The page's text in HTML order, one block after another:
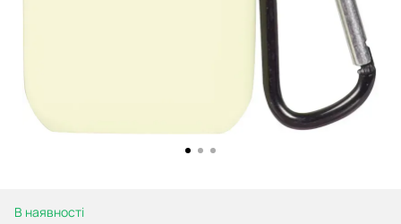
В наявності